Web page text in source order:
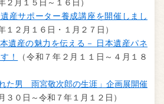
産サポーター養成講座を開催しまし
２月１６日・１月２７日）
遺産の魅力を伝える－ 日本遺産パネ
！
（令和７年２月１１日～４月１８
た男 雨宮敬次郎の生涯」企画展開催
３０日～令和７年１月１２日）